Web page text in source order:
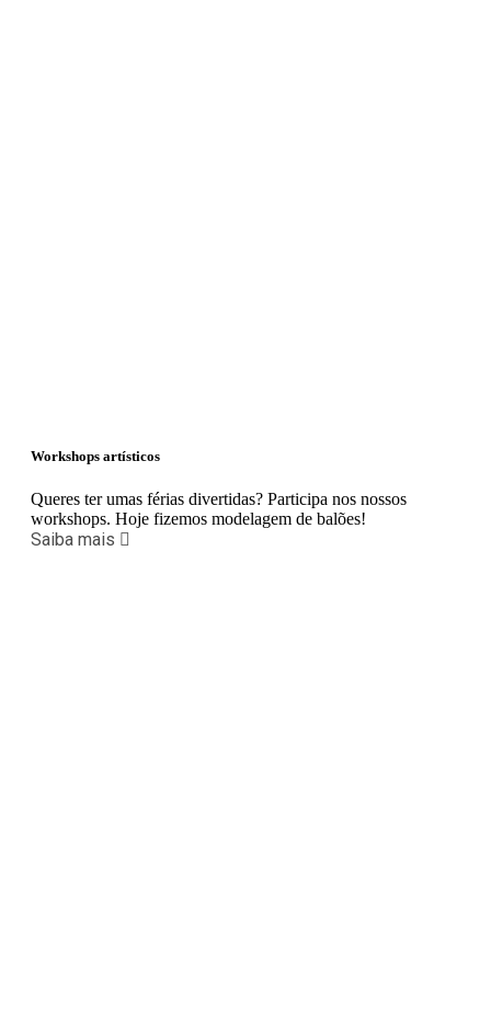
Workshops artísticos
Queres ter umas férias divertidas? Participa nos nossos
workshops. Hoje fizemos modelagem de balões!
Saiba mais